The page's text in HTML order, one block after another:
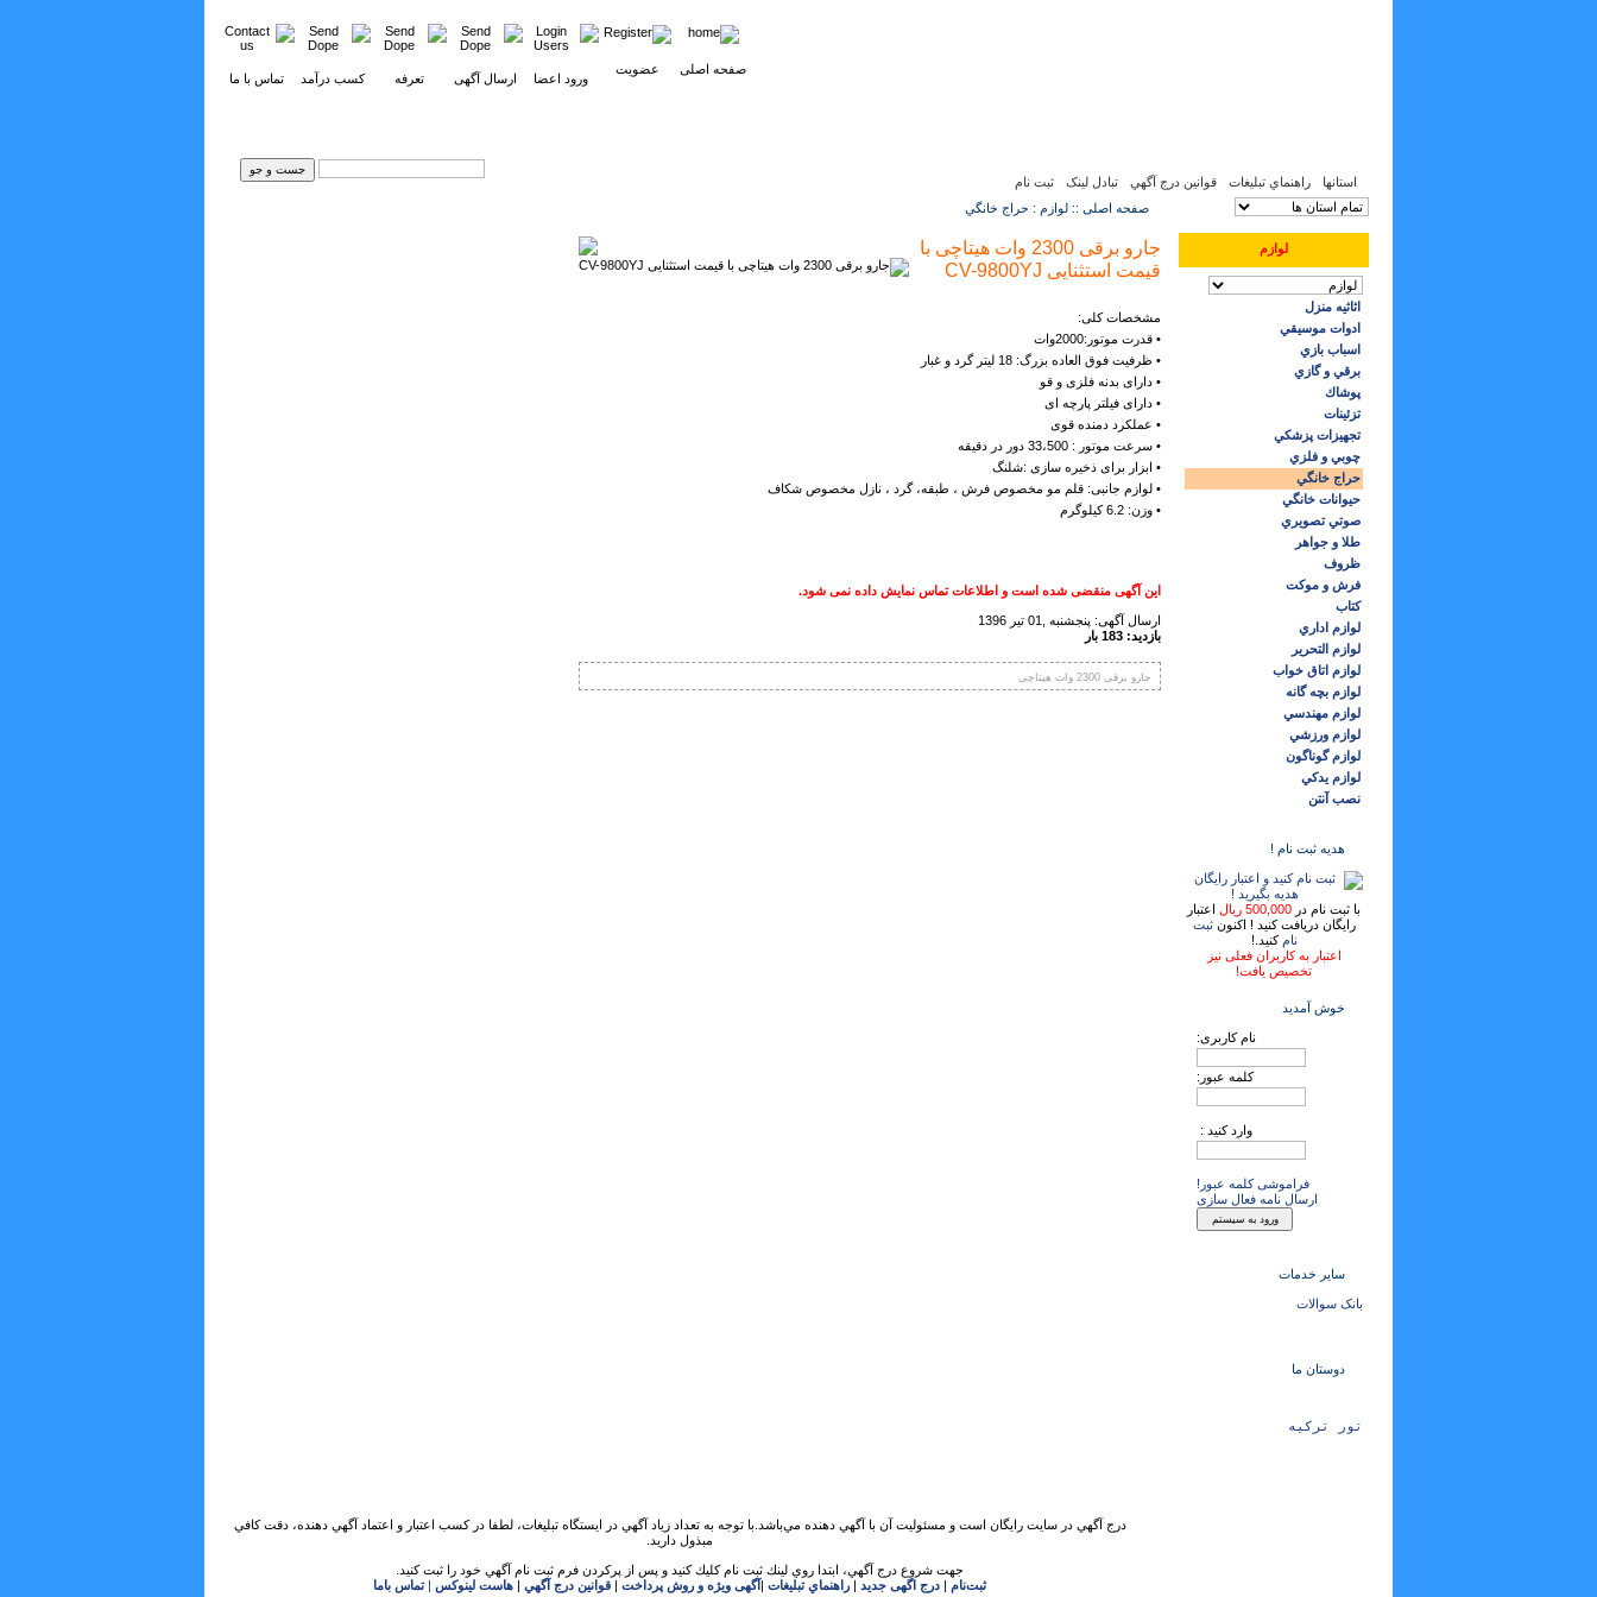
صفحه اصلی عضویت
ورود اعضا ارسال آگهی تعرفه کسب درآمد تماس با ما
استانها راهنماي تبليغات قوانين درج آگهي تبادل لینک ثبت نام
لوازم
اثاثيه منزل
ادوات موسيقي
اسباب بازي
برقي و گازي
پوشاك
تزئينات
تجهيزات پزشكي
چوبي و فلزي
حراج خانگي
حيوانات خانگي
صوتي تصويري
طلا و جواهر
ظروف
فرش و موكت
كتاب
لوازم اداري
لوازم التحرير
لوازم اتاق خواب
لوازم بچه گانه
لوازم مهندسي
لوازم ورزشي
لوازم گوناگون
لوازم يدكي
نصب آنتن
هدیه ثبت نام !
با ثبت نام در 500,000 ریال
اعتبار
رایگان دریافت کنید ! اکنونثبت
نام کنید.!
اعتبار به کاربران فعلی نیز
تخصیص یافت!
خوش آمدید
نام کاربری:
کلمه عبور:
وارد کنید :
فراموشی کلمه عبور!
ارسال نامه فعال سازی
سایر خدمات
بانک سوالات
دوستان ما
تور ترکیه
صفحه اصلی :: لوازم : حراج خانگي
جارو برقی 2300 وات هیتاچی با
قیمت استثنایی CV-9800YJ
مشخصات کلی:
• قدرت موتور:2000وات
• ظرفیت فوق العاده بزرگ: 18 لیتر گرد و غبار
• دارای بدنه فلزی و قو
• دارای فیلتر پارچه ای
• عملکرد دمنده قوی
• سرعت موتور : 33،500 دور در دقیقه
• ابزار برای ذخیره سازی :شلنگ
• لوازم جانبی: قلم مو مخصوص فرش ، طبقه، گرد ، نازل مخصوص شکاف
• وزن: 6.2 کیلوگرم
این آگهی منقضی شده است و اطلاعات تماس نمایش داده نمی شود.
ارسال آگهی: پنجشنبه ,01 تير 1396
بازدید: 183 بار
جارو برقی 2300 وات هیتاچی
درج آگهي در سايت رايگان است و مسئوليت آن با آگهي دهنده مي‌باشد.با توجه به تعداد زياد آگهي در ايستگاه تبلیغات، لطفا در كسب اعتبار و اعتماد آگهي دهنده، دقت كافي
مبذول داريد.
جهت شروع درج آگهي، ابتدا روي لينك ثبت نام كليك كنيد و پس از پركردن فرم ثبت نام آگهي خود را ثبت كنيد.
ثبت‌نام | درج اگهی جدید | راهنماي تبليغات |آگهی ویژه و روش پرداخت | قوانين درج آگهي | هاست لینوکس |تماس باما